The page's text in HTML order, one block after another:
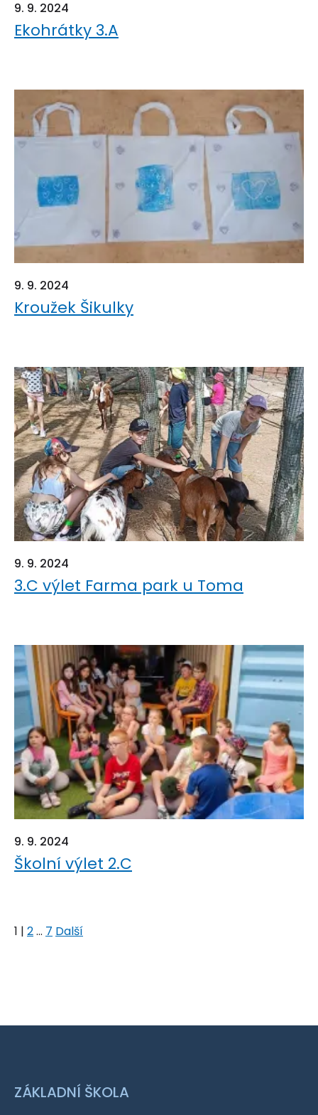
9. 9. 2024
Ekohrátky 3.A
9. 9. 2024
Kroužek Šikulky
9. 9. 2024
3.C výlet Farma park u Toma
9. 9. 2024
Školní výlet 2.C
1 | 2... 7 Další
ZÁKLADNÍ ŠKOLA